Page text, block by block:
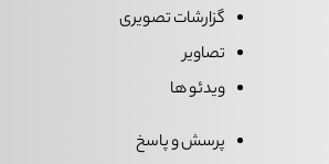
گزارشات تصویری
تصاویر
ویدئو ها
پرسش و پاسخ